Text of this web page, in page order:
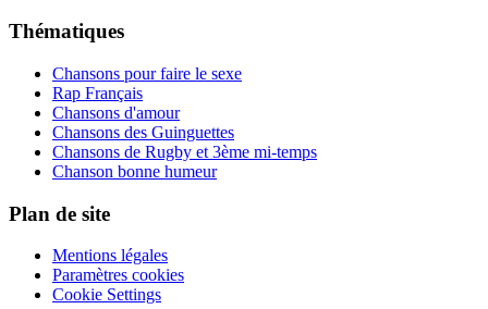
Thématiques
Chansons pour faire le sexe
Rap Français
Chansons d'amour
Chansons des Guinguettes
Chansons de Rugby et 3ème mi-temps
Chanson bonne humeur
Plan de site
Mentions légales
Paramètres cookies
Cookie Settings